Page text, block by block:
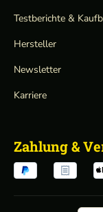
Testberichte &
Hersteller
Newsletter
Karriere
Zahlung &